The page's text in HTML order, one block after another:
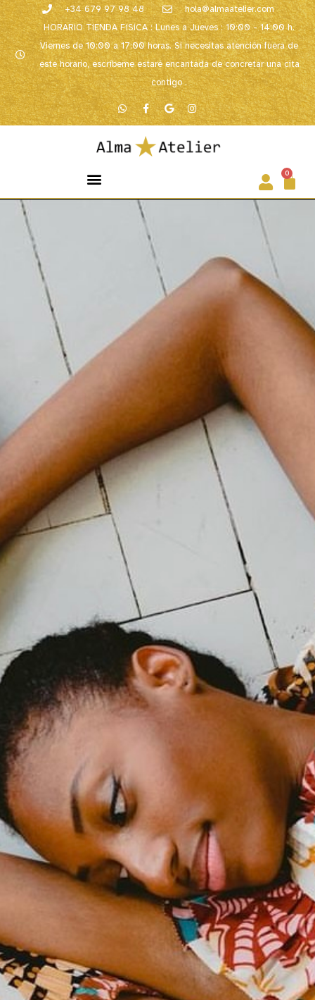
+34 679 97 98 48
hola@almaatelier.com
HORARiO TiENDA FíSiCA : Lunes a Jueves : 10:00 - 14:00 h.
Viernes de 10:00 a 17:00 horas. Si necesitas atención fuera de
este horario, escríbeme estaré encantada de concretar una cita
contigo .
0